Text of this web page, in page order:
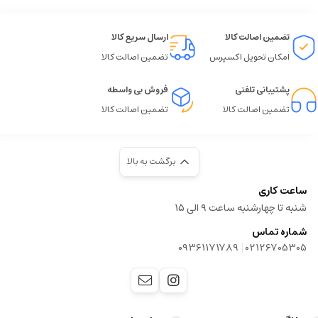
تضمین اصالت کالا
امکان تحویل اکسپرس
ارسال سریع کالا
تضمین اصالت کالا
پشتیبانی تلفنی
تضمین اصالت کالا
فروش بی واسطه
تضمین اصالت کالا
برگشت به بالا
ساعت کاری
شنبه تا چهارشنبه ساعت ۹ الی ۱۵
شماره تماس
02126705305
|
09361171789